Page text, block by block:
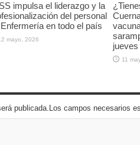
impulsa el liderazgo y la
del personal
en todo el país
mayo, 2026
jueves
11
publicada.Los campos necesarios